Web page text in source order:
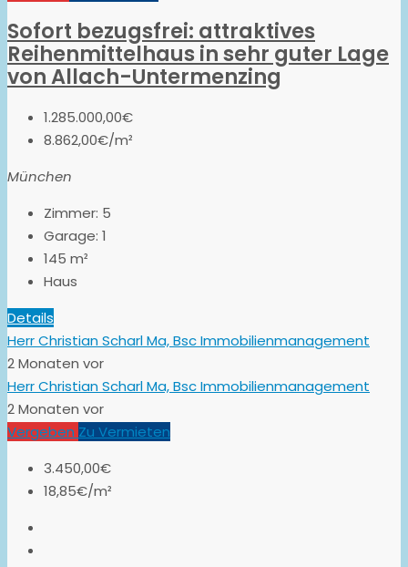
Sofort bezugsfrei: attraktives
Reihenmittelhaus in sehr guter Lage
von Allach-Untermenzing
1.285.000,00€
8.862,00€/m²
München
Zimmer: 5
Garage: 1
145 m²
Haus
Details
Herr Christian Scharl Ma, Bsc Immobilienmanagement
2 Monaten vor
Herr Christian Scharl Ma, Bsc Immobilienmanagement
2 Monaten vor
Vergeben Zu Vermieten
3.450,00€
18,85€/m²